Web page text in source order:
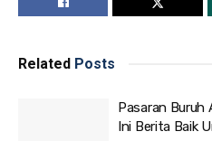
Related Posts
Pasaran Buruh
Ini Berita Baik